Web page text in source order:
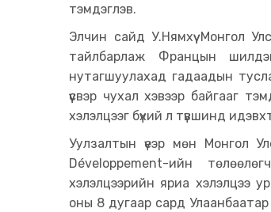
тэмдэглэв.
Элчин сайд У.Нямхүү Монгол
тайлбарлаж Францын
нутагшуулахад гадаадын
үүсвэр чухал хэвээр байгааг
хэлэлцээг бүхий л түвшинд
Уулзалтын үеэр мөн Монгол
Développement-ийн
хэлэлцээрийн яриа хэлэлцээ
оны 8 дугаар сард